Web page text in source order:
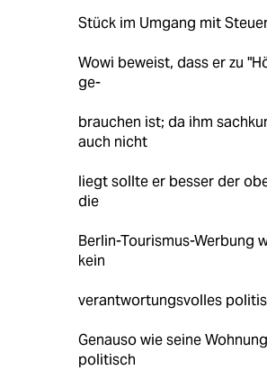
Stück im Umgang mit
Wowi beweist, dass er zu
ge-
brauchen ist; da ihm
auch nicht
liegt sollte er besser der
die
Berlin-Tourismus-Werbung
kein
verantwortungsvolles
Genauso wie seine
politisch